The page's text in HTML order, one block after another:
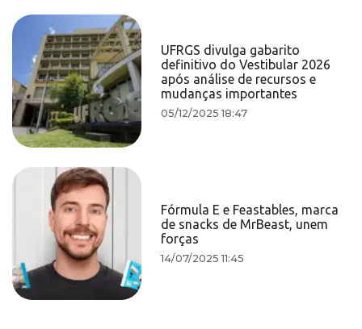
UFRGS divulga gabarito
definitivo do Vestibular 2026
após análise de recursos e
mudanças importantes
05/12/2025 18:47
Fórmula E e Feastables, marca
de snacks de MrBeast, unem
forças
14/07/2025 11:45